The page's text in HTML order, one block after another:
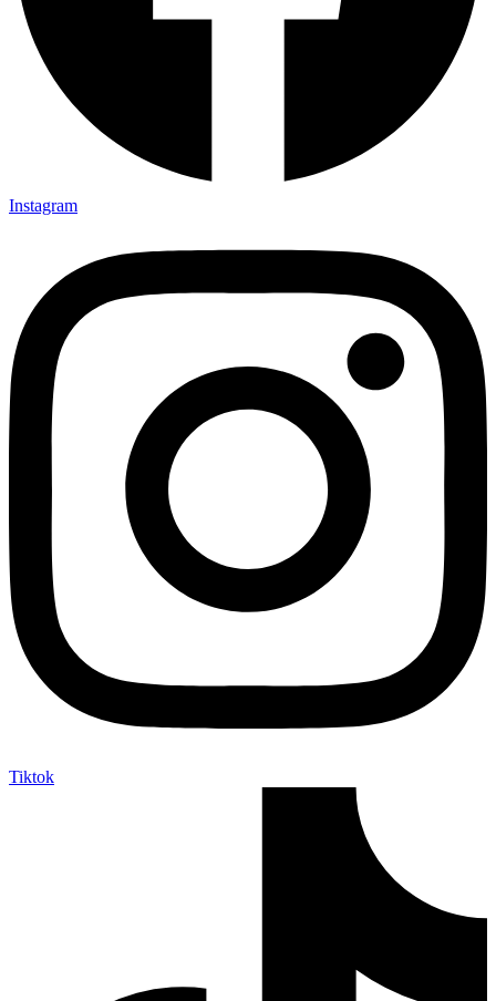
Instagram
Tiktok